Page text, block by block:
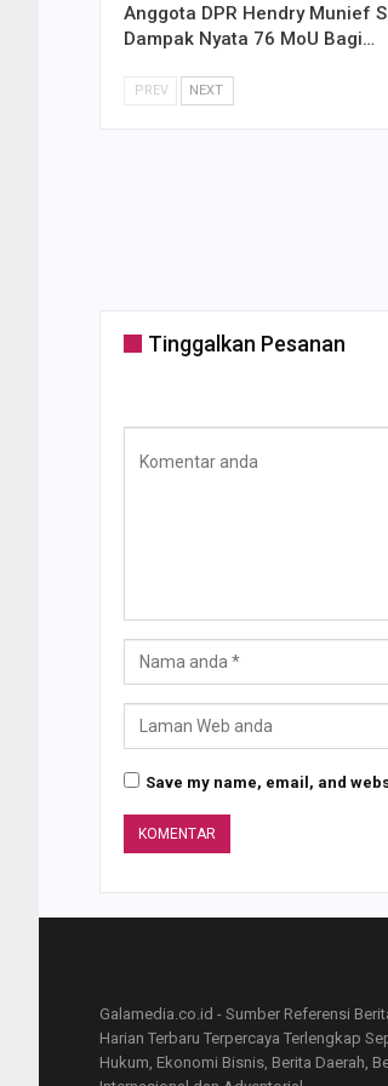
Anggota DPR Hendry Munief
Dampak Nyata 76 MoU Bagi…
PREV NEXT
Tinggalkan Pesanan
Save my name, email, and
Galamedia.co.id - Sumber Referensi
Harian Terbaru Terpercaya Terlengkap
Hukum, Ekonomi Bisnis, Berita Daerah,